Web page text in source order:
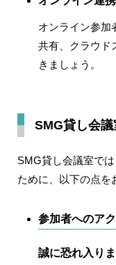
オンライン参加
共有、クラウド
きましょう。
SMG貸し会
SMG貸し会議室で
ために、以下の点を
参加者へのア
誠に恐れ入り